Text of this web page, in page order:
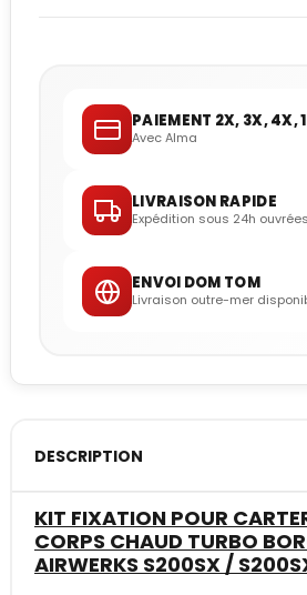
PAIEMENT 2X, 3X, 4X,
Avec Alma
LIVRAISON RAPIDE
Expédition sous 24h ouvrées
ENVOI DOM TOM
Livraison outre-mer
DESCRIPTION
KIT FIXATION POUR
CORPS CHAUD TURBO
AIRWERKS S200SX /